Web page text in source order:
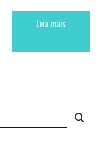
Leia mais